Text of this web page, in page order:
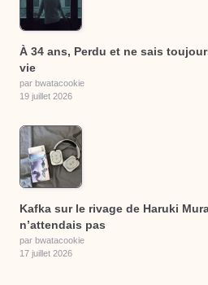
À 34 ans, Perdu et ne sais
vie
par bwatacookie
19 juillet 2026
Kafka sur le rivage de Haruki
n’attendais pas
par bwatacookie
17 juillet 2026